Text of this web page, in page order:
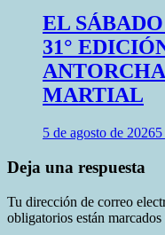
EL
31°
MARTIAL
5 de agosto de 2026
Deja una respuesta
Tu dirección de correo
obligatorios están marcados